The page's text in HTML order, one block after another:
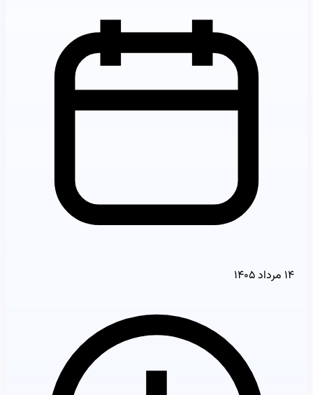
۱۴ مرداد ۱۴۰۵